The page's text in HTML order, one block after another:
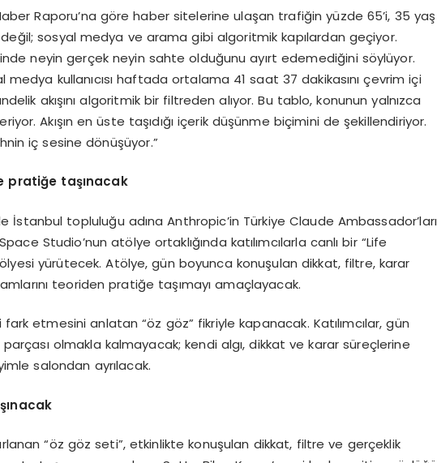
Raporu’na göre haber sitelerine ulaşan trafiğin yüzde 65’i, 35 yaş
sosyal medya ve arama gibi algoritmik kapılardan geçiyor.
neyin gerçek neyin sahte olduğunu ayırt edemediğini söylüyor.
medya kullanıcısı haftada ortalama 41 saat 37 dakikasını çevrim içi
akışını algoritmik bir filtreden alıyor. Bu tablo, konunun yalnızca
Akışın en üste taşıdığı içerik düşünme biçimini de şekillendiriyor.
iç sesine dönüşüyor.”
pratiğe taşınacak
topluluğu adına Anthropic’in Türkiye Claude Ambassador’ları
Studio’nun atölye ortaklığında katılımcılarla canlı bir “Life
yürütecek. Atölye, gün boyunca konuşulan dikkat, filtre, karar
teoriden pratiğe taşımayı amaçlayacak.
fark etmesini anlatan “öz göz” fikriyle kapanacak. Katılımcılar, gün
olmakla kalmayacak; kendi algı, dikkat ve karar süreçlerine
salondan ayrılacak.
“öz göz seti”, etkinlikte konuşulan dikkat, filtre ve gerçeklik